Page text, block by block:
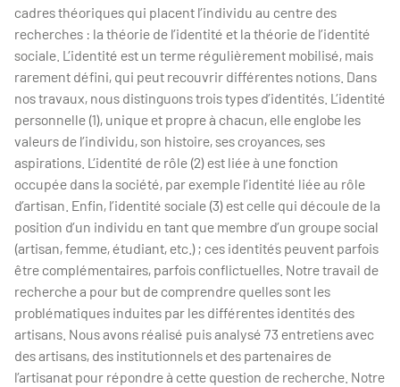
cadres théoriques qui placent l’individu au centre des
recherches : la théorie de l’identité et la théorie de l’identité
sociale. L’identité est un terme régulièrement mobilisé, mais
rarement défini, qui peut recouvrir différentes notions. Dans
nos travaux, nous distinguons trois types d’identités. L’identité
personnelle (1), unique et propre à chacun, elle englobe les
valeurs de l’individu, son histoire, ses croyances, ses
aspirations. L’identité de rôle (2) est liée à une fonction
occupée dans la société, par exemple l’identité liée au rôle
d’artisan. Enfin, l’identité sociale (3) est celle qui découle de la
position d’un individu en tant que membre d’un groupe social
(artisan, femme, étudiant, etc.) ; ces identités peuvent parfois
être complémentaires, parfois conflictuelles. Notre travail de
recherche a pour but de comprendre quelles sont les
problématiques induites par les différentes identités des
artisans. Nous avons réalisé puis analysé 73 entretiens avec
des artisans, des institutionnels et des partenaires de
l’artisanat pour répondre à cette question de recherche. Notre